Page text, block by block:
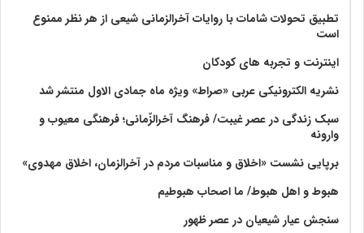
تطبیق تحولات شامات با روایات آخرالزمانی شیعی از هر نظر ممنوع
است
اینترنت و تجربه های کودکان
نشریه الکترونیکی عربی «صراط» ویژه ماه جمادی الاول منتشر شد
سبک زندگی در عصر غیبت/ فرهنگ آخرالزّمانی؛ فرهنگی معیوب و
وارونه
برپایی نشست «اخلاق و مناسبات مردم در آخرالزمان، اخلاق مهدوی»
هبوط و اهل هبوط/ ما اصحاب هبوطیم
سنجش عیار شیعیان در عصر ظهور